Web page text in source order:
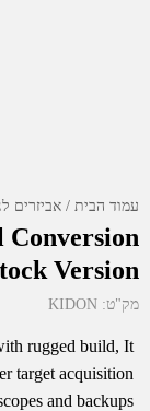
עמוד הבית אביזרים
Version
מק"ט: KIDON
rugged build, It
target acquisition
and backups